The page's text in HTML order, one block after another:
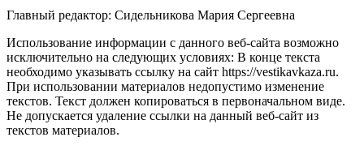
Главный редактор: Сидельникова Мария Сергеевна
Использование информации с данного веб-сайта возможно
исключительно на следующих условиях: В конце текста
необходимо указывать ссылку на сайт https://vestikavkaza.ru.
При использовании материалов недопустимо изменение
текстов. Текст должен копироваться в первоначальном виде.
Не допускается удаление ссылки на данный веб-сайт из
текстов материалов.